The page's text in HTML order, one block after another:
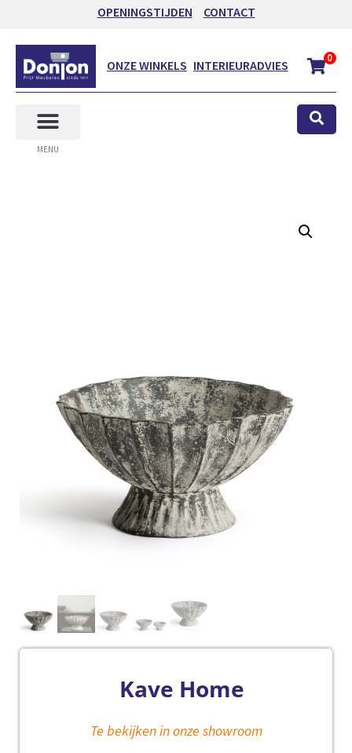
OPENINGSTIJDEN CONTACT
ONZE WINKELS INTERIEURADVIES 0
MENU
Kave Home
Te bekijken in onze showroom